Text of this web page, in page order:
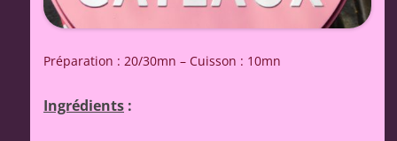
Préparation : 20/30mn – Cuisson : 10mn
Ingrédients :